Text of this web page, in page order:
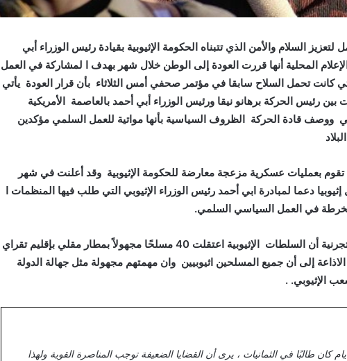
بأنها تعمل لتعزيز السلام والأمن الذي تتبناه الحكومة الإثيوبية بقيادة رئيس الوزراء أبي
المحلية أنها قررت العودة إلى الوطن خلال شهر بهدف ا لمشاركة في العمل
كانت تحمل السلاح سابقا في مؤتمر صحفي أمس الثلاثاء بأن قرار العودة يأتي
رئيس الحركة برهانو نيقا ورئيس الوزراء أبي أحمد بالعاصمة الأمريكية
قادة الحركة الظروف السياسية بأنها مواتية للعمل السلمي مؤكدين
لها وكانت تقوم بعمليات عسكرية مزعجة معارضة للحكومة الإثيوبية وقد أعلنت في شهر
دعما لمبادرة ابي أحمد رئيس الوزراء الإثيوبي التي طلب فيها المنظمات ا
في العمل السياسي السلمي.
وعلى صعيد آخر أفادت إذاعة بي بي سي الناطقة بالتجرنية أن السلطات الإثيوبية اعتقلت 40 مسلحًا مجهولاً بمطار مقلي بإقليم تقراي
إلى أن جميع المسلحين اثيوبيين وان مهمتهم مجهولة مثل جهالة الدولة
الإثيوبي. .
كان طالبًا في الثمانيات ، يرى أن القضايا الضعيفة توجب المناصرة القوية ولهذا